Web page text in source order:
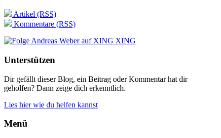
Artikel (RSS)
Kommentare (RSS)
XING
Unterstützen
Dir gefällt dieser Blog, ein Beitrag oder Kommentar hat dir
geholfen? Dann zeige dich erkenntlich.
Lies hier wie du helfen kannst
Menü